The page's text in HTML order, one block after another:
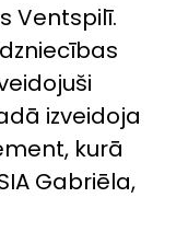
Ventspilī.
izveidoja
kurā
Gabriēla,